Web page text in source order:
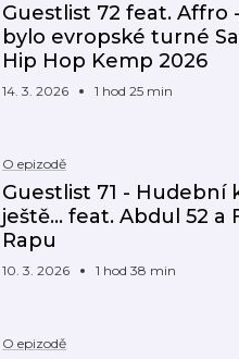
Guestlist 72 feat. Affro
bylo evropské turné
Hip Hop Kemp 2026
14. 3. 2026 1 hod 25 min
O epizodě
Guestlist 71 - Hudební
ještě... feat. Abdul 52 a
Rapu
10. 3. 2026 1 hod 38 min
O epizodě